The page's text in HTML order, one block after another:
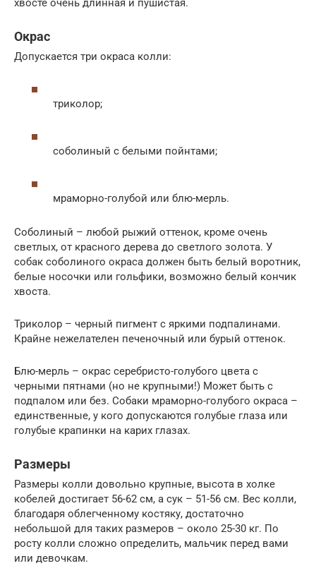
хвосте очень длинная и пушистая.
Окрас
Допускается три окраса колли:
триколор;
соболиный с белыми пойнтами;
мраморно-голубой или блю-мерль.
Соболиный – любой рыжий оттенок, кроме очень
светлых, от красного дерева до светлого золота. У
собак соболиного окраса должен быть белый воротник,
белые носочки или гольфики, возможно белый кончик
хвоста.
Триколор – черный пигмент с яркими подпалинами.
Крайне нежелателен печеночный или бурый оттенок.
Блю-мерль – окрас серебристо-голубого цвета с
черными пятнами (но не крупными!) Может быть с
подпалом или без. Собаки мраморно-голубого окраса –
единственные, у кого допускаются голубые глаза или
голубые крапинки на карих глазах.
Размеры
Размеры колли довольно крупные, высота в холке
кобелей достигает 56-62 см, а сук – 51-56 см. Вес колли,
благодаря облегченному костяку, достаточно
небольшой для таких размеров – около 25-30 кг. По
росту колли сложно определить, мальчик перед вами
или девочкам.